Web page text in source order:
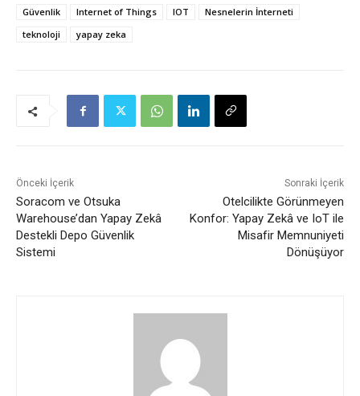
Güvenlik
Internet of Things IOT
Nesnelerin İnterneti
teknoloji
yapay zeka
Önceki İçerik
Soracom ve Otsuka
Warehouse’dan Yapay Zekâ
Destekli Depo Güvenlik
Sistemi
Sonraki İçerik
Otelcilikte Görünmeyen
Konfor: Yapay Zekâ ve IoT ile
Misafir Memnuniyeti
Dönüşüyor